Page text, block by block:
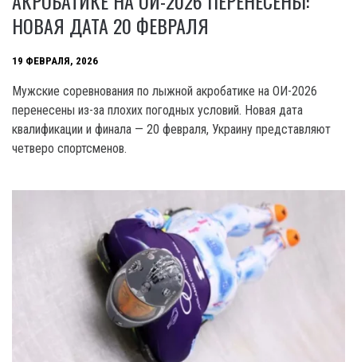
НОВАЯ ДАТА 20 ФЕВРАЛЯ
19 ФЕВРАЛЯ, 2026
Мужские соревнования по лыжной акробатике на ОИ-2026
перенесены из-за плохих погодных условий. Новая дата
квалификации и финала — 20 февраля, Украину представляют
четверо спортсменов.